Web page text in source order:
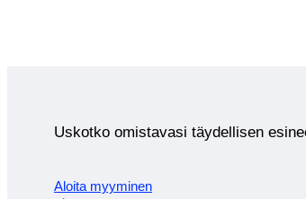
Uskotko omistavasi täydellisen
Aloita myyminen